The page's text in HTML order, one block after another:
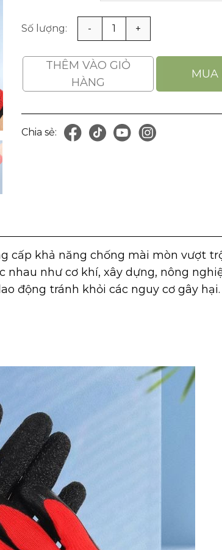
Bao Tay Phủ Cao Su Chống Nhăn, Chống
THÊM VÀO GIỎ
HÀNG
MUA
Chia sẻ:
cấp khả năng chống mài mòn vượt
như cơ khí, xây dựng, nông
động tránh khỏi các nguy cơ gây hại.